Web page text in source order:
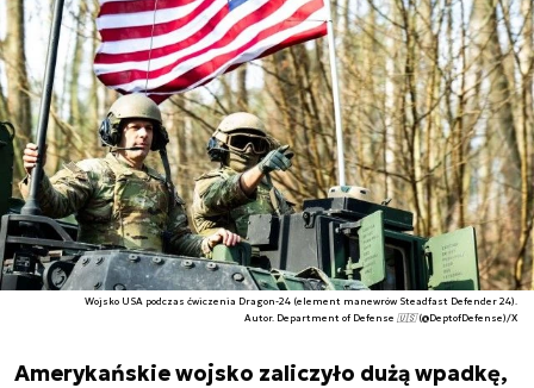
Wojsko USA podczas ćwiczenia Dragon-24 (element manewrów Steadfast Defender 24).
Autor. Department of Defense 🇺🇸 (@DeptofDefense)/X
Amerykańskie wojsko zaliczyło dużą wpadkę,